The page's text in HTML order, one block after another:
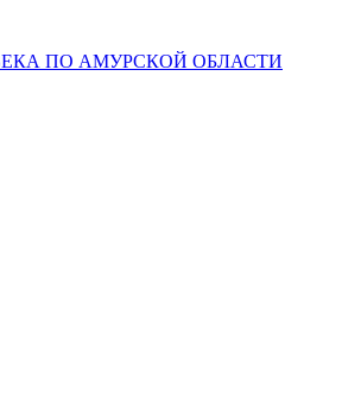
ПО АМУРСКОЙ ОБЛАСТИ